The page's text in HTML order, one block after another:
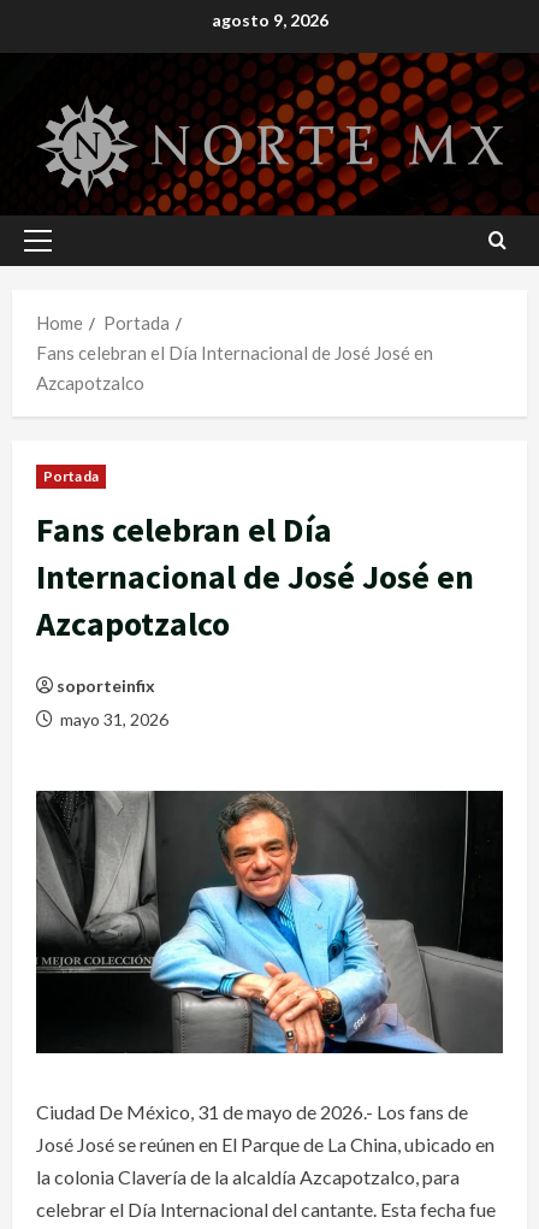
to
agosto 9, 2026
Primary
Home
Portada
Fans celebran el Día Internacional de José José en
Azcapotzalco
Portada
Fans celebran el Día
Internacional de José José en
Azcapotzalco
soporteinfix
mayo 31, 2026
Ciudad De México, 31 de mayo de 2026.- Los fans de
José José se reúnen en El Parque de La China, ubicado en
la colonia Clavería de la alcaldía Azcapotzalco, para
celebrar el Día Internacional del cantante. Esta fecha fue